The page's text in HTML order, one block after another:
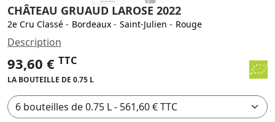
CHÂTEAU GRUAUD LAROSE 2022
2e Cru Classé - Bordeaux - Saint-Julien - Rouge
Description
93,60 € TTC
LA BOUTEILLE DE 0.75 L